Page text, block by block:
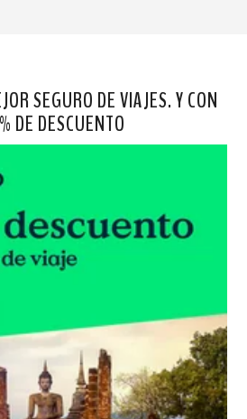
SEGURO DE VIAJES. Y CON
DE DESCUENTO